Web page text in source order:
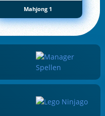
Mahjong 1